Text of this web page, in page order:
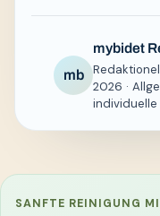
mb
mybidet
2026 ·
individuelle
SANFTE REINIGUNG